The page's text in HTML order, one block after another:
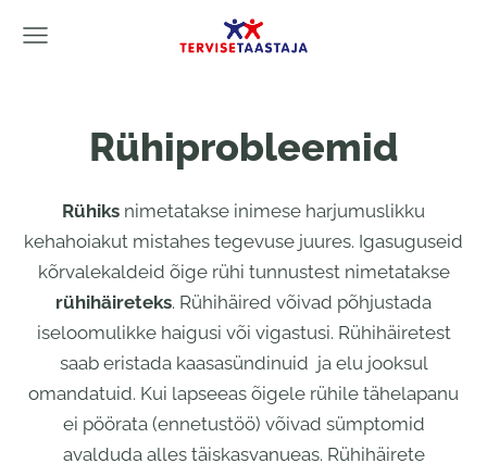
Rühiprobleemid
Rühiks nimetatakse inimese harjumuslikku
kehahoiakut mistahes tegevuse juures. Igasuguseid
kõrvalekaldeid õige rühi tunnustest nimetatakse
rühihäireteks. Rühihäired võivad põhjustada
iseloomulikke haigusi või vigastusi. Rühihäiretest
saab eristada kaasasündinuid ja elu jooksul
omandatuid. Kui lapseeas õigele rühile tähelapanu
ei pöörata (ennetustöö) võivad sümptomid
avalduda alles täiskasvanueas. Rühihäirete